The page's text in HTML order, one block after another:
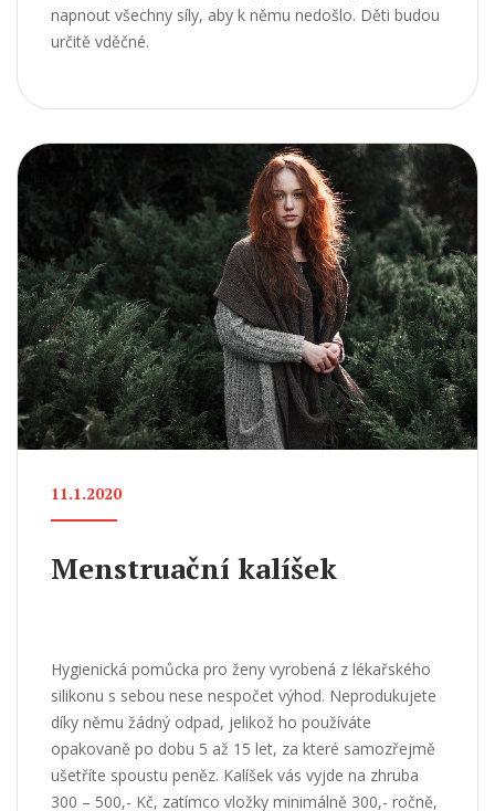
napnout všechny síly, aby k němu nedošlo. Děti budou
určitě vděčné.
11.1.2020
Menstruační kalíšek
Hygienická pomůcka pro ženy vyrobená z lékařského
silikonu s sebou nese nespočet výhod. Neprodukujete
díky němu žádný odpad, jelikož ho používáte
opakovaně po dobu 5 až 15 let, za které samozřejmě
ušetříte spoustu peněz. Kalíšek vás vyjde na zhruba
300 – 500,- Kč, zatímco vložky minimálně 300,- ročně,